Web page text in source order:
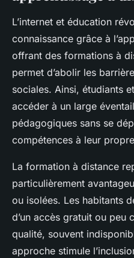
L’internet et éducation
connaissance grâce à
offrant des formations à
permet d’abolir les
sociales. Ainsi, étudiants
accéder à un large
pédagogiques sans se
compétences à leur
La formation à distance
particulièrement
ou isolées. Les habitants
d’un accès gratuit ou peu
qualité, souvent
approche stimule